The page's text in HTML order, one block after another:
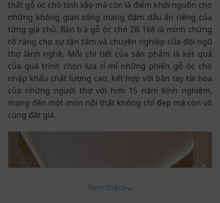
thất gỗ óc chó tinh xảo mà còn là điểm khởi nguồn cho
những không gian sống mang đậm dấu ấn riêng của
từng gia chủ. Bàn trà gỗ óc chó ZB 168 là minh chứng
rõ ràng cho sự tận tâm và chuyên nghiệp của đội ngũ
thợ lành nghề. Mỗi chi tiết của sản phẩm là kết quả
của quá trình chọn lựa tỉ mỉ những phiến gỗ óc chó
nhập khẩu chất lượng cao, kết hợp với bàn tay tài hoa
của những người thợ với hơn 15 năm kinh nghiệm,
mang đến một món nội thất không chỉ đẹp mà còn vô
cùng đắt giá.
Xem thêm